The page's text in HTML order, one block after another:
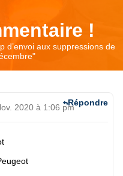
!
d’envoi aux suppressions de
"
2020 à 1:06 pmRépondre